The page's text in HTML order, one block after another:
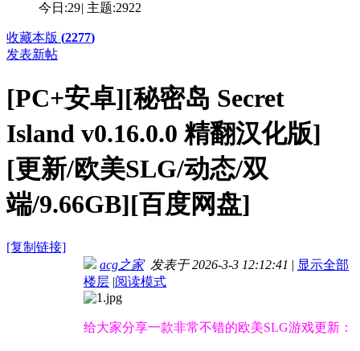
今日:29| 主题:2922
收藏本版 (2277)
发表新帖
[PC+安卓][秘密岛 Secret
Island v0.16.0.0 精翻汉化版]
[更新/欧美SLG/动态/双
端/9.66GB][百度网盘]
[复制链接]
acg之家发表于 2026-3-3 12:12:41 | 显示全部
楼层 |阅读模式
给大家分享一款非常不错的欧美SLG游戏更新：